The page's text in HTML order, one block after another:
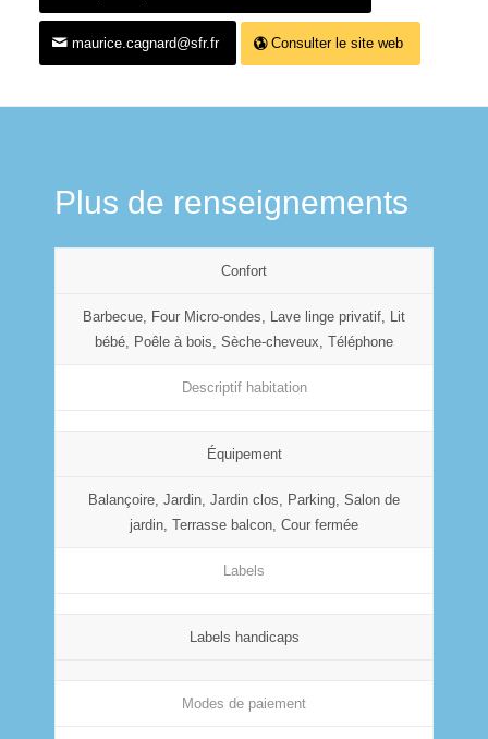
maurice.cagnard@sfr.fr Consulter le site web
Plus de renseignements
Confort
Barbecue, Four Micro-ondes, Lave linge privatif, Lit
bébé, Poêle à bois, Sèche-cheveux, Téléphone
Descriptif habitation
Équipement
Balançoire, Jardin, Jardin clos, Parking, Salon de
jardin, Terrasse balcon, Cour fermée
Labels
Labels handicaps
Modes de paiement